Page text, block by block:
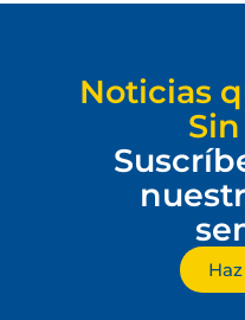
Noticias